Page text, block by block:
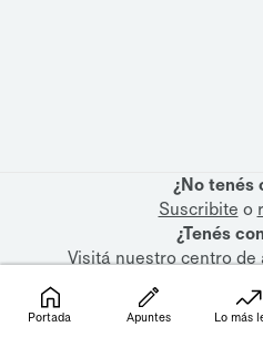
¿No tenés
Suscribite o
¿Tenés
Visitá nuestrocentro de
Portada Apuntes Lo más